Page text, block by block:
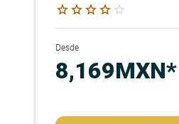
starstarstarstar star
Desde
8,169MXN*